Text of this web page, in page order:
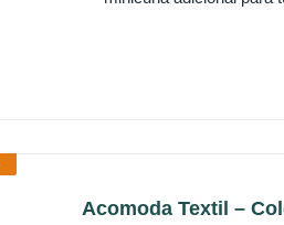
Acomoda Textil –